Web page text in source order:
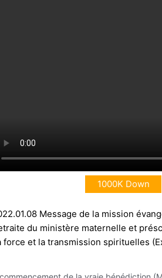
1000K Down
Message de la mission
du ministère maternelle et
force et la transmission spirituelles